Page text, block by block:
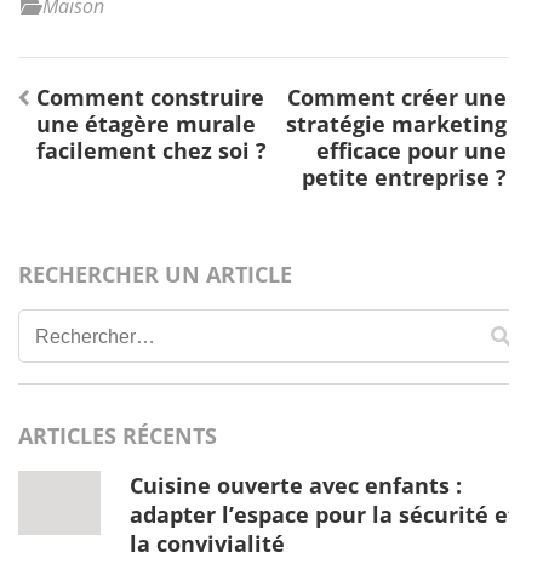
Maison
Navigation
de
l’article
Comment construire
une étagère murale
facilement chez soi ?
Comment créer une
stratégie marketing
efficace pour une
petite entreprise ?
RECHERCHER UN ARTICLE
Rechercher :
ARTICLES RÉCENTS
Cuisine ouverte avec enfants :
adapter l’espace pour la sécurité et
la convivialité